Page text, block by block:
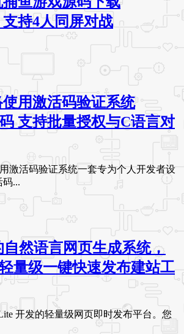
支持4人同屏对战
用激活码验证系统
支持批量授权与C语言对
激活码验证系统一套专为个人开发者设
...
然语言网页生成系统，
量级一键快速发布建站工
开发的轻量级网页即时发布平台。您